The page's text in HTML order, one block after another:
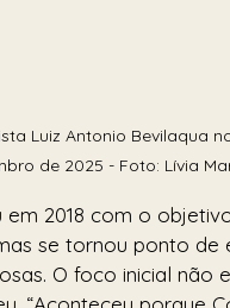
Luiz Antonio Bevilaqua
de 2025 - Foto: Lívia
em 2018 com o
se tornou ponto
O foco inicial não